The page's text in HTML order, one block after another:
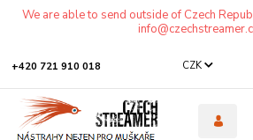
We are able to send outside of Czech
CZK
+420 721 910 018